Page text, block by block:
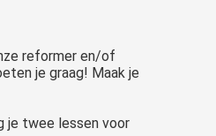
reformer en/of
je graag! Maak je
je twee lessen voor